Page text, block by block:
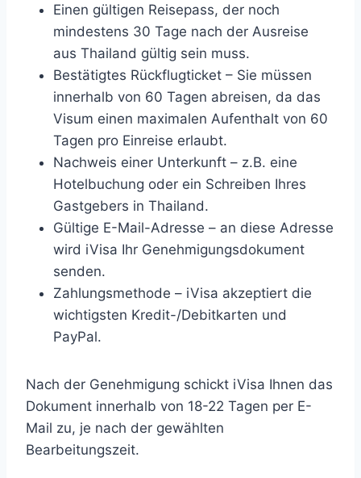
Einen gültigen Reisepass, der noch
mindestens 30 Tage nach der Ausreise
aus Thailand gültig sein muss.
Bestätigtes Rückflugticket – Sie müssen
innerhalb von 60 Tagen abreisen, da das
Visum einen maximalen Aufenthalt von 60
Tagen pro Einreise erlaubt.
Nachweis einer Unterkunft – z.B. eine
Hotelbuchung oder ein Schreiben Ihres
Gastgebers in Thailand.
Gültige E-Mail-Adresse – an diese Adresse
wird iVisa Ihr Genehmigungsdokument
senden.
Zahlungsmethode – iVisa akzeptiert die
wichtigsten Kredit-/Debitkarten und
PayPal.
Nach der Genehmigung schickt iVisa Ihnen das
Dokument innerhalb von 18-22 Tagen per E-
Mail zu, je nach der gewählten
Bearbeitungszeit.